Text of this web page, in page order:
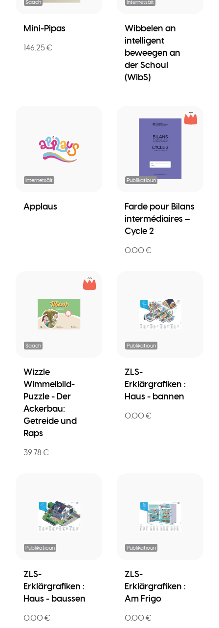
Saach
Mini-Pipas
146.25 €
Internetsäit
Wibbelen an
intelligent
beweegen an
der Schoul
(WibS)
Internetsäit
Applaus
Publikatioun
Farde pour Bilans
intermédiaires –
Cycle 2
0.00 €
Saach
Wizzle
Wimmelbild-
Puzzle - Der
Ackerbau:
Getreide und
Raps
39.78 €
Publikatioun
ZLS-
Erklärgrafiken :
Haus - bannen
0.00 €
Publikatioun
ZLS-
Erklärgrafiken :
Haus - baussen
0.00 €
Publikatioun
ZLS-
Erklärgrafiken :
Am Frigo
0.00 €